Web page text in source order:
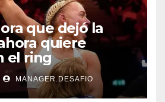
que dejó la
quiere
el ring​
MANAGER.DESAFIO